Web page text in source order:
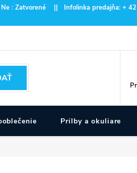
: Zatvorené || Infolinka predajňa: +
Prilby a okuliare